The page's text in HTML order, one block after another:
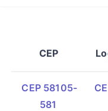
CEP
CEP 58105-
581